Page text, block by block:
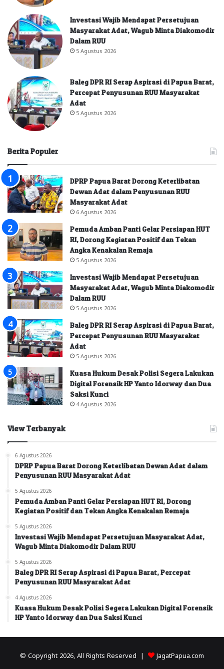
Investasi Wajib Mendapat Persetujuan
Masyarakat Adat, Wagub Minta Diakomodir
Dalam RUU
5 Agustus 2026
Baleg DPR RI Serap Aspirasi di Papua Barat,
Percepat Penyusunan RUU Masyarakat
Adat
5 Agustus 2026
Berita Populer
DPRP Papua Barat Dorong Keterlibatan
Dewan Adat dalam Penyusunan RUU
Masyarakat Adat
6 Agustus 2026
Pemuda Amban Panti Gelar Persiapan HUT
RI, Dorong Kegiatan Positif dan Tekan
Angka Kenakalan Remaja
5 Agustus 2026
Investasi Wajib Mendapat Persetujuan
Masyarakat Adat, Wagub Minta Diakomodir
Dalam RUU
5 Agustus 2026
Baleg DPR RI Serap Aspirasi di Papua Barat,
Percepat Penyusunan RUU Masyarakat
Adat
5 Agustus 2026
Kuasa Hukum Desak Polisi Segera Lakukan
Digital Forensik HP Yanto Idorway dan Dua
Saksi Kunci
4 Agustus 2026
View Terbanyak
6 Agustus 2026
DPRP Papua Barat Dorong Keterlibatan Dewan Adat dalam
Penyusunan RUU Masyarakat Adat
5 Agustus 2026
Pemuda Amban Panti Gelar Persiapan HUT RI, Dorong
Kegiatan Positif dan Tekan Angka Kenakalan Remaja
5 Agustus 2026
Investasi Wajib Mendapat Persetujuan Masyarakat Adat,
Wagub Minta Diakomodir Dalam RUU
5 Agustus 2026
Baleg DPR RI Serap Aspirasi di Papua Barat, Percepat
Penyusunan RUU Masyarakat Adat
4 Agustus 2026
Kuasa Hukum Desak Polisi Segera Lakukan Digital Forensik
HP Yanto Idorway dan Dua Saksi Kunci
© Copyright 2026, All Rights Reserved | JagatPapua.com